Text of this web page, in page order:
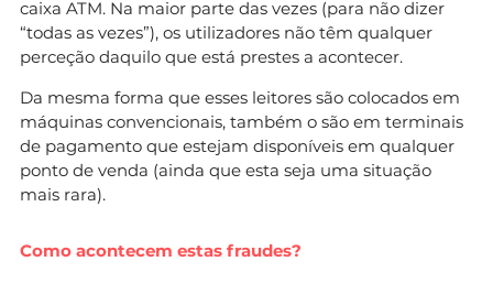
caixa ATM. Na maior parte das vezes (para não dizer
“todas as vezes”), os utilizadores não têm qualquer
perceção daquilo que está prestes a acontecer.
Da mesma forma que esses leitores são colocados em
máquinas convencionais, também o são em terminais
de pagamento que estejam disponíveis em qualquer
ponto de venda (ainda que esta seja uma situação
mais rara).
Como acontecem estas fraudes?